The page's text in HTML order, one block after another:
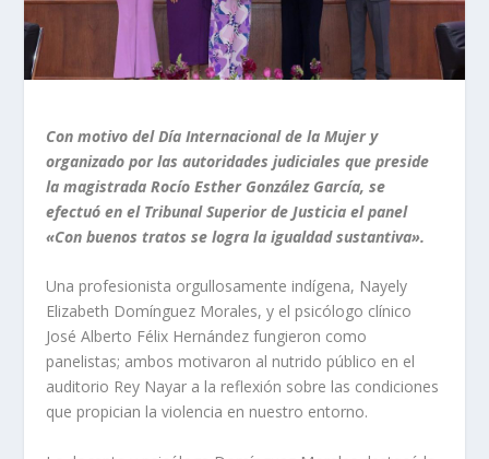
Con motivo del Día Internacional de la Mujer y
organizado por las autoridades judiciales que preside
la magistrada Rocío Esther González García, se
efectuó en el Tribunal Superior de Justicia el panel
«Con buenos tratos se logra la igualdad sustantiva».
Una profesionista orgullosamente indígena, Nayely
Elizabeth Domínguez Morales, y el psicólogo clínico
José Alberto Félix Hernández fungieron como
panelistas; ambos motivaron al nutrido público en el
auditorio Rey Nayar a la reflexión sobre las condiciones
que propician la violencia en nuestro entorno.